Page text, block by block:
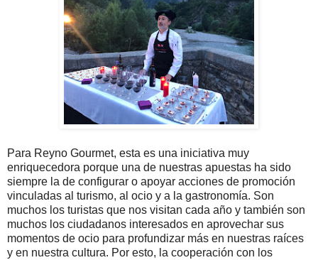
Para Reyno Gourmet, esta es una iniciativa muy
enriquecedora porque una de nuestras apuestas ha sido
siempre la de configurar o apoyar acciones de promoción
vinculadas al turismo, al ocio y a la gastronomía. Son
muchos los turistas que nos visitan cada año y también son
muchos los ciudadanos interesados en aprovechar sus
momentos de ocio para profundizar más en nuestras raíces
y en nuestra cultura. Por esto, la cooperación con los